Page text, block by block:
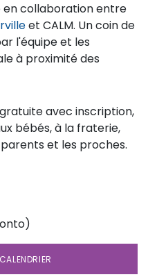
collaboration entre
et CALM. Un coin de
l'équipe et les
à proximité des
gratuite avec inscription,
bébés, à la fraterie,
et les proches.
)